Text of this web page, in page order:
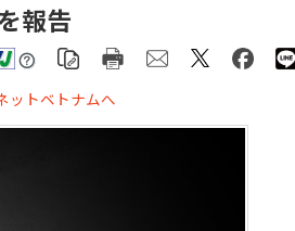
報告
ットベトナムへ